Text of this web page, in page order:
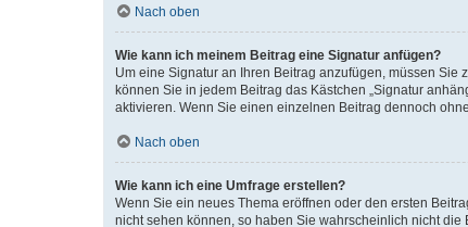
Nach oben
Wie kann ich meinem Beitrag eine Signatur anfügen?
Um eine Signatur an Ihren Beitrag anzufügen, müssen
können Sie in jedem Beitrag das Kästchen „Signatur
aktivieren. Wenn Sie einen einzelnen Beitrag dennoch
Nach oben
Wie kann ich eine Umfrage erstellen?
Wenn Sie ein neues Thema eröffnen oder den ersten
nicht sehen können, so haben Sie wahrscheinlich nicht